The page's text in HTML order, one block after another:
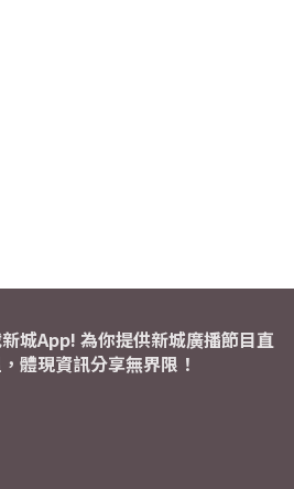
城App! 為你提供新城廣播節目直
體現資訊分享無界限！